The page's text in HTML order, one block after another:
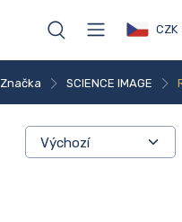
CZK
Značka SCIENCE IMAGE